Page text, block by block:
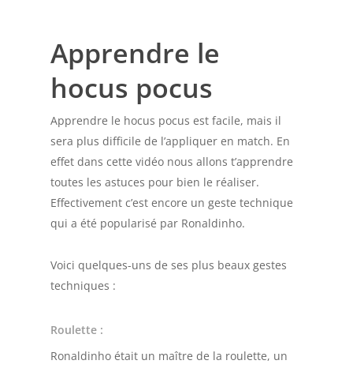
Apprendre le
hocus pocus
Apprendre le hocus pocus est facile, mais il
sera plus difficile de l’appliquer en match. En
effet dans cette vidéo nous allons t’apprendre
toutes les astuces pour bien le réaliser.
Effectivement c’est encore un geste technique
qui a été popularisé par Ronaldinho.
Voici quelques-uns de ses plus beaux gestes
techniques :
Roulette :
Ronaldinho était un maître de la roulette, un